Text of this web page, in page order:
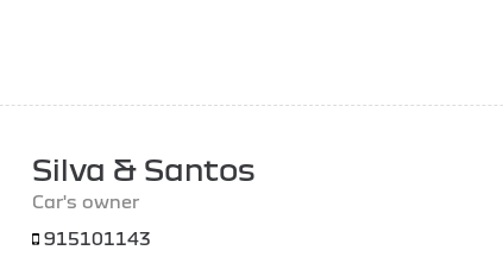
Silva & Santos
Car's owner
915101143